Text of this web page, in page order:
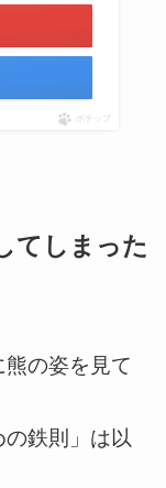
ポチップ
てしまった
の姿を見て
鉄則」は以